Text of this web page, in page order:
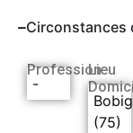
Circonstances
Profession
-
Lieu
(75)